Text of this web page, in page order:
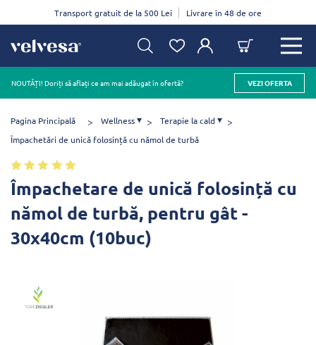
Transport gratuit de la 500 Lei Livrare în 48 de ore
NOUTĂȚI! Doriți să aflați ce am mai adăugat în ofertă? VEZI OFERTA
Pagina Principală Wellness
Terapie la cald
Împachetări de unică folosință cu nămol de turbă
Împachetare de unică folosință cu
nămol de turbă, pentru gât -
30x40cm (10buc)